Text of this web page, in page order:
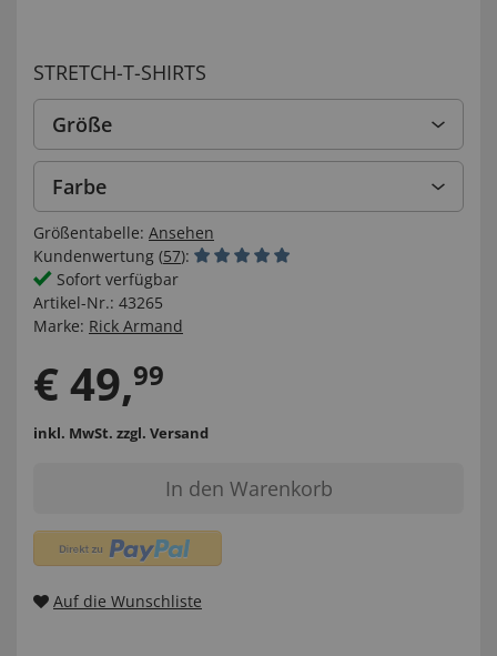
STRETCH-T-SHIRTS
Größe
Farbe
Größentabelle: Ansehen
Kundenwertung (57):
Sofort verfügbar
Artikel-Nr.: 43265
Marke: Rick Armand
€49,99
inkl. MwSt. zzgl. Versand
In den Warenkorb
Auf die Wunschliste